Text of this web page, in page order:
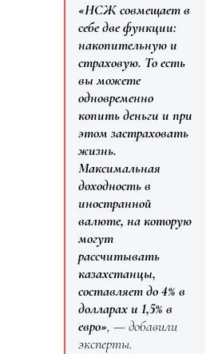
«НСЖ совмещает в
себе две функции:
накопительную и
страховую. То есть
вы можете
одновременно
копить деньги и при
этом застраховать
жизнь.
Максимальная
доходность в
иностранной
валюте, на которую
могут
рассчитывать
казахстанцы,
составляет до 4% в
долларах и 1,5% в
евро», — добавили
эксперты.